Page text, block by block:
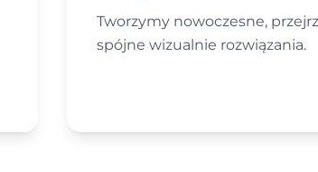
Tworzymy nowoczesne,
spójne wizualnie rozwiązania.